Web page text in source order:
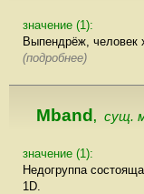
значение (1):
Выпендрёж, человек
(подробнее)
Mband , сущ.
значение (1):
Недогруппа
1D.